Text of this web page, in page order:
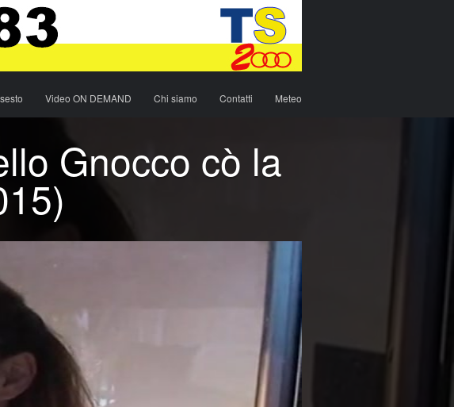
Video ON DEMAND Chi siamo Contatti Meteo
Gnocco cò la